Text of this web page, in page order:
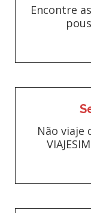
Encontre
Não viaje